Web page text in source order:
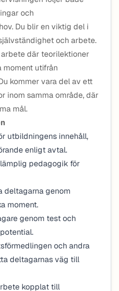
och
Du blir en viktig del i
och arbete.
där teorilektioner
moment utifrån
kommer vara del av ett
inom samma område, där
mål.
utbildningens innehåll,
enligt avtal.
pedagogik för
deltagarna genom
moment.
genom test och
och andra
deltagarnas väg till
kopplat till